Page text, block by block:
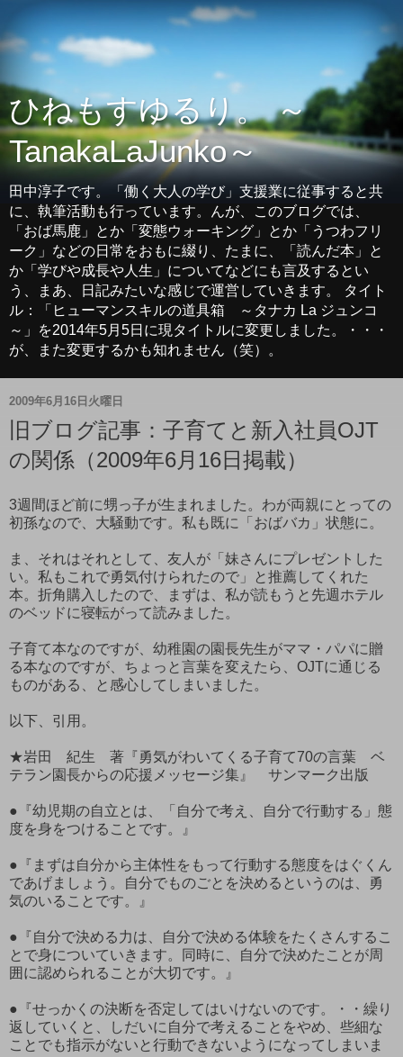
ひねもすゆるり。 ～
TanakaLaJunko～
田中淳子です。「働く大人の学び」支援業に従事すると共
に、執筆活動も行っています。んが、このブログでは、
「おば馬鹿」とか「変態ウォーキング」とか「うつわフリ
ーク」などの日常をおもに綴り、たまに、「読んだ本」と
か「学びや成長や人生」についてなどにも言及するとい
う、まあ、日記みたいな感じで運営していきます。 タイト
ル：「ヒューマンスキルの道具箱 ～タナカ La ジュンコ
～」を2014年5月5日に現タイトルに変更しました。・・・
が、また変更するかも知れません（笑）。
2009年6月16日火曜日
旧ブログ記事：子育てと新入社員OJT
の関係（2009年6月16日掲載）
3週間ほど前に甥っ子が生まれました。わが両親にとっての
初孫なので、大騒動です。私も既に「おばバカ」状態に。
ま、それはそれとして、友人が「妹さんにプレゼントした
い。私もこれで勇気付けられたので」と推薦してくれた
本。折角購入したので、まずは、私が読もうと先週ホテル
のベッドに寝転がって読みました。
子育て本なのですが、幼稚園の園長先生がママ・パパに贈
る本なのですが、ちょっと言葉を変えたら、OJTに通じる
ものがある、と感心してしまいました。
以下、引用。
★岩田 紀生 著『勇気がわいてくる子育て70の言葉 ベ
テラン園長からの応援メッセージ集』 サンマーク出版
●『幼児期の自立とは、「自分で考え、自分で行動する」態
度を身をつけることです。』
●『まずは自分から主体性をもって行動する態度をはぐくん
であげましょう。自分でものごとを決めるというのは、勇
気のいることです。』
●『自分で決める力は、自分で決める体験をたくさんするこ
とで身についていきます。同時に、自分で決めたことが周
囲に認められることが大切です。』
●『せっかくの決断を否定してはいけないのです。・・繰り
返していくと、しだいに自分で考えることをやめ、些細な
ことでも指示がないと行動できないようになってしまいま